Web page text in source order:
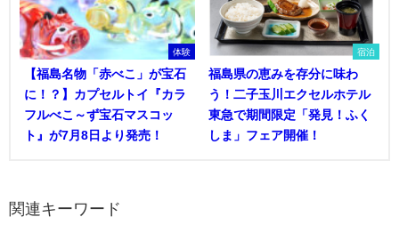
体験
【福島名物「赤べこ」が宝石
に！？】カプセルトイ『カラ
フルべこ～ず宝石マスコッ
ト』が7月8日より発売！
宿泊
福島県の恵みを存分に味わ
う！二子玉川エクセルホテル
東急で期間限定「発見！ふく
しま」フェア開催！
関連キーワード